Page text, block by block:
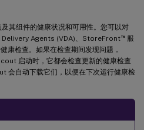
其组件的健康状况和可用性。您可以对
Agents (VDA)、StoreFront™服
康检查。如果在检查期间发现问题，
启动时，它都会检查更新的健康检查
会自动下载它们，以便在下次运行健康检